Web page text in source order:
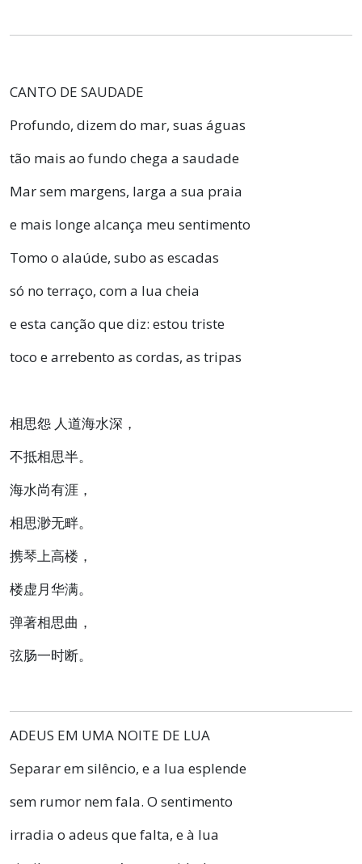
CANTO DE SAUDADE
Profundo, dizem do mar, suas águas
tão mais ao fundo chega a saudade
Mar sem margens, larga a sua praia
e mais longe alcança meu sentimento
Tomo o alaúde, subo as escadas
só no terraço, com a lua cheia
e esta canção que diz: estou triste
toco e arrebento as cordas, as tripas
相思怨 人道海水深，
不抵相思半。
海水尚有涯，
相思渺无畔。
携琴上高楼，
楼虚月华满。
弹著相思曲，
弦肠一时断。
ADEUS EM UMA NOITE DE LUA
Separar em silêncio, e a lua esplende
sem rumor nem fala. O sentimento
irradia o adeus que falta, e à lua